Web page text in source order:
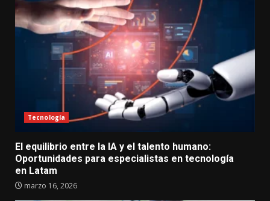
Tecnología
El equilibrio entre la IA y el talento humano:
Oportunidades para especialistas en tecnología
en Latam
marzo 16, 2026